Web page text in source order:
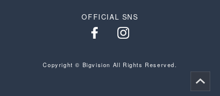
OFFICIAL SNS
Copyright © Bigvision All Rights Reserved.